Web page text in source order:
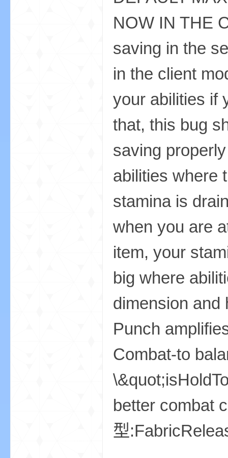
NOW IN THE
saving in the
in the client
your abilities if
that, this bug
saving
abilities where
stamina is
when you are
item, your
big where
dimension and
Punch
Combat-to
better combat
型